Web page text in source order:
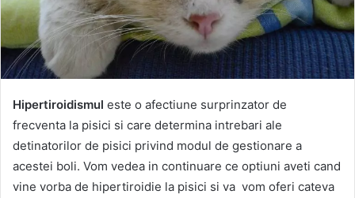
Hipertiroidismul este o afectiune surprinzator de
frecventa la pisici si care determina intrebari ale
detinatorilor de pisici privind modul de gestionare a
acestei boli. Vom vedea in continuare ce optiuni aveti cand
vine vorba de hipertiroidie la pisici si va vom oferi cateva